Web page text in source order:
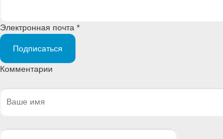
Электронная почта *
Подписаться
Комментарии